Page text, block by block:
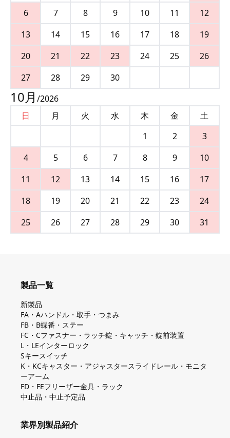
6
7 8 9 10 11
12
13
14 15 16 17 18
19
20
21 22 23 24 25
26
27
28 29 30
10月 /2026
日
月 火 水 木 金
土
1
2
3
4
5 6 7 8 9
10
11
12 13 14 15 16
17
18
19 20 21 22 23
24
25
26 27 28 29 30 31
製品一覧
新製品
FA・Aハンドル・取手・つまみ
FB・B蝶番・ステー
FC・Cファスナー・ラッチ錠・キャッチ・錠前装置
L・LEインターロック
Sキースイッチ
K・KCキャスター・アジャスタースライドレール・モニタ
ーアーム
FD・FEフリーザー金具・ラック
中止品・中止予定品
業界別製品紹介